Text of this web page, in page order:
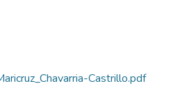
Castrillo.pdf